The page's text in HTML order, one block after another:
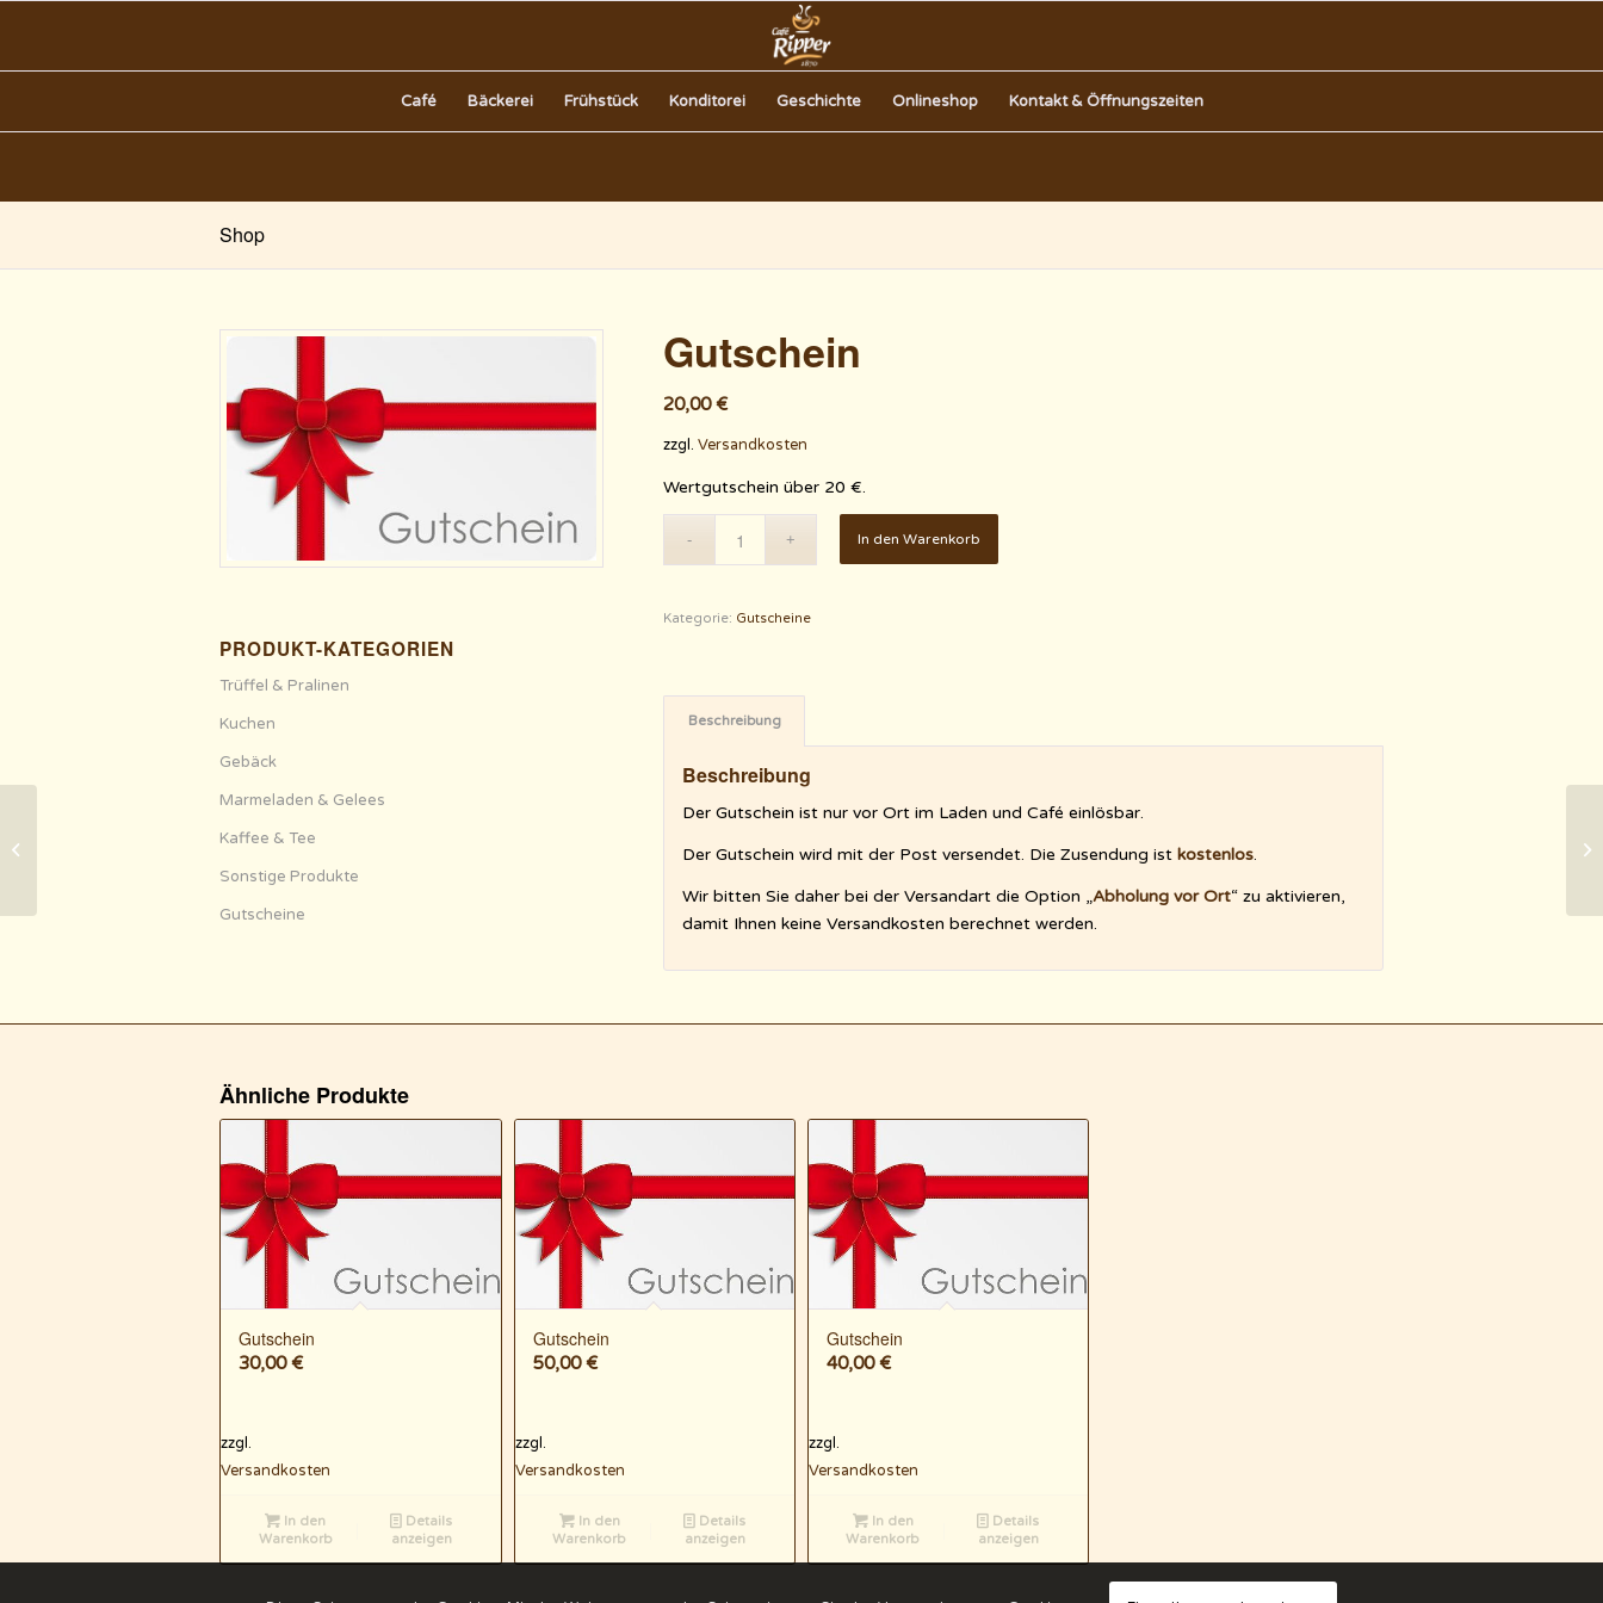
Café Bäckerei Frühstück Konditorei Geschichte Onlineshop Kontakt & Öffnungszeiten
Shop
PRODUKT-KATEGORIEN
Trüffel & Pralinen
Kuchen
Gebäck
Marmeladen & Gelees
Kaffee & Tee
Sonstige Produkte
Gutscheine
Gutschein
20,00€
zzgl.Versandkosten
Wertgutschein über 20 €.
In den Warenkorb
Kategorie: Gutscheine
Beschreibung
Beschreibung
Der Gutschein ist nur vor Ort im Laden und Café einlösbar.
Der Gutschein wird mit der Post versendet. Die Zusendung istkostenlos.
Wir bitten Sie daher bei der Versandart die Option „Abholung vor Ort“ zu aktivieren,
damit Ihnen keine Versandkosten berechnet werden.
Ähnliche Produkte
Gutschein
30,00€
zzgl.
Versandkosten
In den
Warenkorb
Details
anzeigen
Gutschein
50,00€
zzgl.
Versandkosten
In den
Warenkorb
Details
anzeigen
Gutschein
40,00€
zzgl.
Versandkosten
In den
Warenkorb
Details
anzeigen